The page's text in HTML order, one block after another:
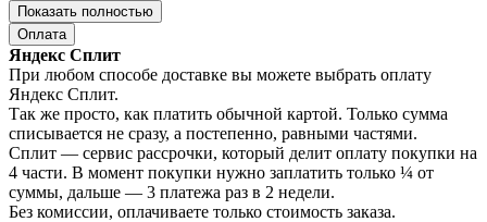
Показать полностью
Оплата
Яндекс Сплит
При любом способе доставке вы можете выбрать оплату
Яндекс Сплит.
Так же просто, как платить обычной картой. Только сумма
списывается не сразу, а постепенно, равными частями.
Сплит — сервис рассрочки, который делит оплату покупки на
4 части. В момент покупки нужно заплатить только ¼ от
суммы, дальше — 3 платежа раз в 2 недели.
Без комиссии, оплачиваете только стоимость заказа.